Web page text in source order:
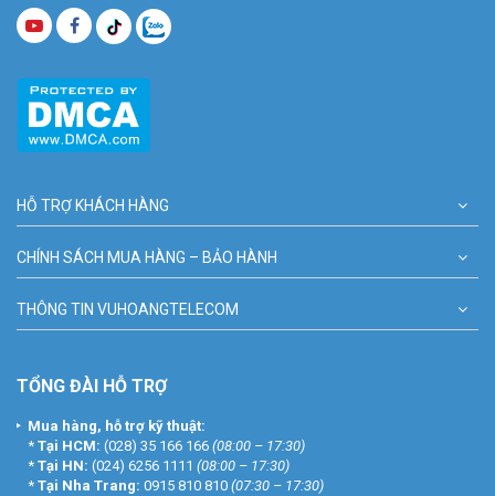
HỖ TRỢ KHÁCH HÀNG
CHÍNH SÁCH MUA HÀNG – BẢO HÀNH
THÔNG TIN VUHOANGTELECOM
TỔNG ĐÀI HỖ TRỢ
Mua hàng, hỗ trợ kỹ thuật:
* Tại HCM: (028) 35 166 166 (08:00 – 17:30)
* Tại HN: (024) 6256 1111 (08:00 – 17:30)
* Tại Nha Trang: 0915 810 810 (07:30 – 17:30)